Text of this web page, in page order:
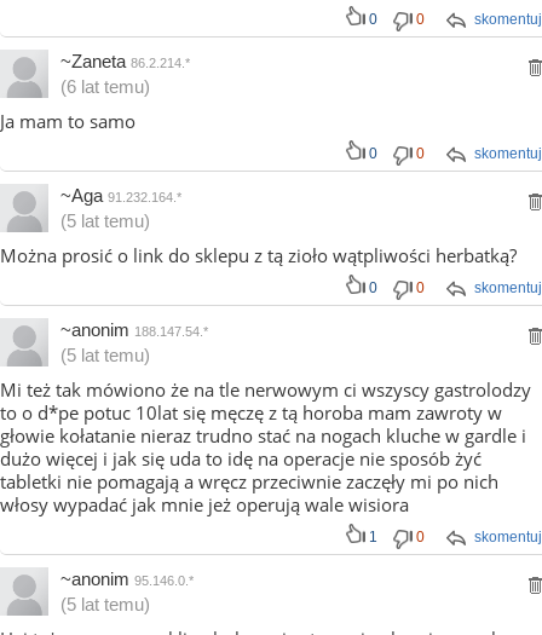
skomentuj
0 0
~Zaneta 86.2.214.*
(6 lat temu)
Ja mam to samo
skomentuj
0 0
~Aga 91.232.164.*
(5 lat temu)
Można prosić o link do sklepu z tą zioło wątpliwości herbatką?
skomentuj
0 0
~anonim 188.147.54.*
(5 lat temu)
Mi też tak mówiono że na tle nerwowym ci wszyscy gastrolodzy
to o d*pe potuc 10lat się męczę z tą horoba mam zawroty w
głowie kołatanie nieraz trudno stać na nogach kluche w gardle i
dużo więcej i jak się uda to idę na operacje nie sposób żyć
tabletki nie pomagają a wręcz przeciwnie zaczęły mi po nich
włosy wypadać jak mnie jeż operują wale wisiora
skomentuj
1 0
~anonim 95.146.0.*
(5 lat temu)